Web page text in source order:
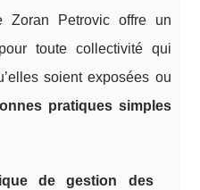
Zoran Petrovic offre un
toute collectivité qui
soient exposées ou
pratiques simples
de gestion des